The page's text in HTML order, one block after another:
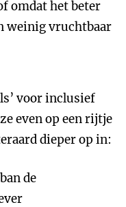
omdat het beter
weinig vruchtbaar
voor inclusief
even op een rijtje
dieper op in:
de